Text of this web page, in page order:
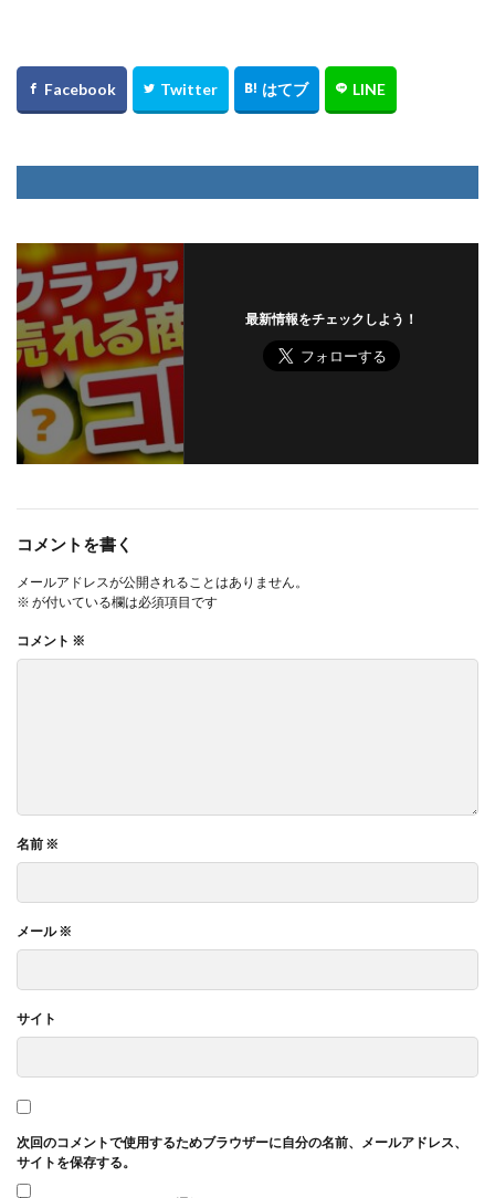
最新情報をチェックしよう！
コメントを書く
メールアドレスが公開されることはありません。
※ が付いている欄は必須項目です
コメント ※
名前 ※
メール※
サイト
次回のコメントで使用するためブラウザーに自分の名前、メールアドレス、
サイトを保存する。